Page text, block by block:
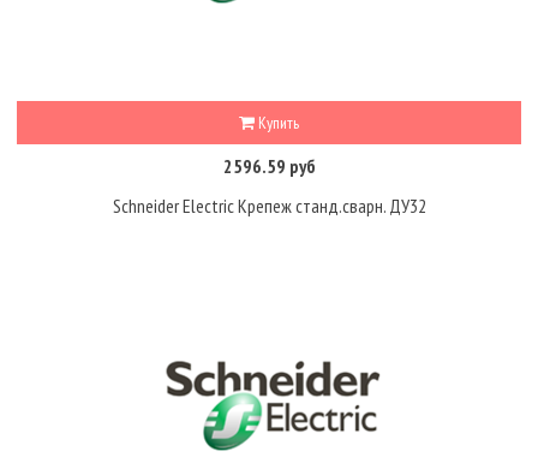
Купить
2596.59 руб
Schneider Electric Крепеж станд.сварн. ДУ32